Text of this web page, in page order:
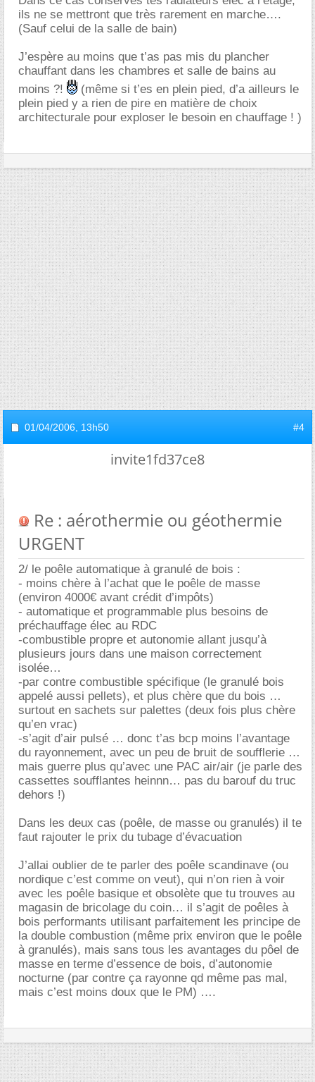
ils ne se mettront que très rarement en marche….
(Sauf celui de la salle de bain)
J’espère au moins que t’as pas mis du plancher
chauffant dans les chambres et salle de bains au
moins ?!
(même si t’es en plein pied, d’a ailleurs le
plein pied y a rien de pire en matière de choix
architecturale pour exploser le besoin en chauffage ! )
01/04/2006, 13h50 #4
invite1fd37ce8
Re : aérothermie ou géothermie
URGENT
2/ le poêle automatique à granulé de bois :
- moins chère à l’achat que le poêle de masse
(environ 4000€ avant crédit d’impôts)
- automatique et programmable plus besoins de
préchauffage élec au RDC
-combustible propre et autonomie allant jusqu’à
plusieurs jours dans une maison correctement
isolée
-par contre combustible spécifique (le granulé bois
appelé aussi pellets), et plus chère que du bois
surtout en sachets sur palettes (deux fois plus chère
qu’en vrac)
-s’agit d’air pulsé … donc t’as bcp moins l’avantage
du rayonnement, avec un peu de bruit de soufflerie
mais guerre plus qu’avec une PAC air/air (je parle des
cassettes soufflantes heinnn… pas du barouf du truc
dehors !)
Dans les deux cas (poêle, de masse ou granulés) il te
faut rajouter le prix du tubage d’évacuation
J’allai oublier de te parler des poêle scandinave (ou
nordique c’est comme on veut), qui n’on rien à voir
avec les poêle basique et obsolète que tu trouves au
magasin de bricolage du coin… il s’agit de poêles à
bois performants utilisant parfaitement les principe de
la double combustion (même prix environ que le poêle
à granulés), mais sans tous les avantages du pôel de
masse en terme d’essence de bois, d’autonomie
nocturne (par contre ça rayonne qd même pas mal,
mais c’est moins doux que le PM) ….